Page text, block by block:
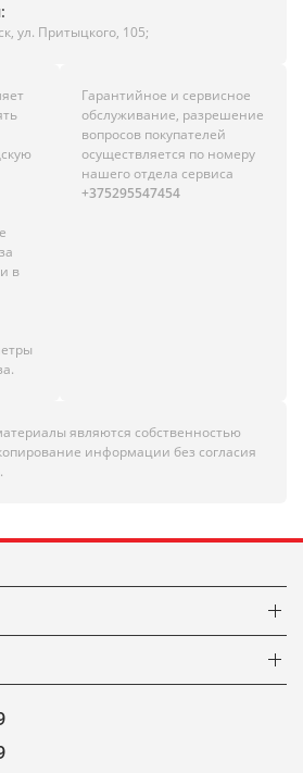
ул. Притыцкого, 105;
в
Гарантийное и сервисное
обслуживание, разрешение
вопросов покупателей
осуществляется по номеру
нашего отдела сервиса
+375295547454
являются собственностью
информации без согласия